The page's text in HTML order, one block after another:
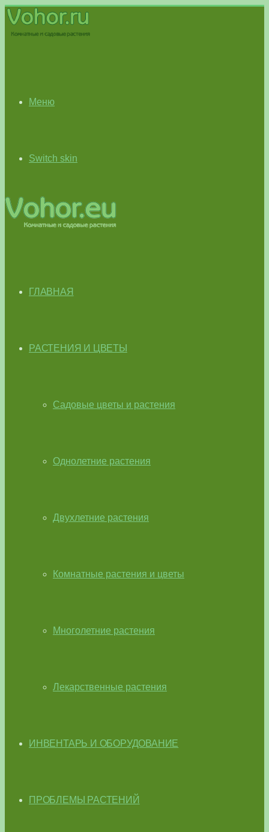
Меню
Switch skin
ГЛАВНАЯ
РАСТЕНИЯ И ЦВЕТЫ
Садовые цветы и растения
Однолетние растения
Двухлетние растения
Комнатные растения и цветы
Многолетние растения
Лекарственные растения
ИНВЕНТАРЬ И ОБОРУДОВАНИЕ
ПРОБЛЕМЫ РАСТЕНИЙ